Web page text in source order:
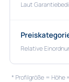
Laut
Relative
* Profilgröße = Höhe